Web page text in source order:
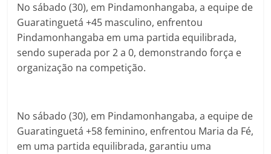
No sábado (30), em Pindamonhangaba, a equipe de
Guaratinguetá +45 masculino, enfrentou
Pindamonhangaba em uma partida equilibrada,
sendo superada por 2 a 0, demonstrando força e
organização na competição.
No sábado (30), em Pindamonhangaba, a equipe de
Guaratinguetá +58 feminino, enfrentou Maria da Fé,
em uma partida equilibrada, garantiu uma